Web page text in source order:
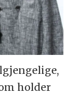
holder